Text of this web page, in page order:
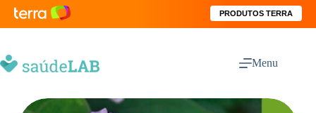
PRODUTOS TERRA
Menu